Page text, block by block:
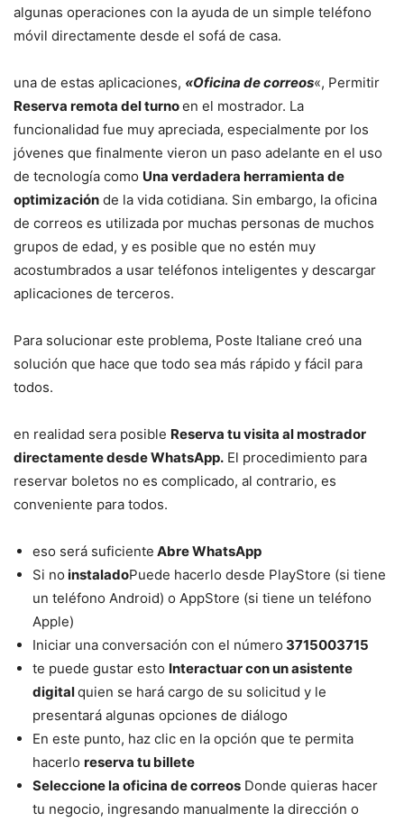
algunas operaciones con la ayuda de un simple teléfono
móvil directamente desde el sofá de casa.
una de estas aplicaciones, «Oficina de correos«, Permitir
Reserva remota del turnoen el mostrador. La
funcionalidad fue muy apreciada, especialmente por los
jóvenes que finalmente vieron un paso adelante en el uso
de tecnología como Una verdadera herramienta de
optimización de la vida cotidiana. Sin embargo, la oficina
de correos es utilizada por muchas personas de muchos
grupos de edad, y es posible que no estén muy
acostumbrados a usar teléfonos inteligentes y descargar
aplicaciones de terceros.
Para solucionar este problema, Poste Italiane creó una
solución que hace que todo sea más rápido y fácil para
todos.
en realidad sera posible Reserva tu visita al mostrador
directamente desde WhatsApp. El procedimiento para
reservar boletos no es complicado, al contrario, es
conveniente para todos.
eso será suficiente Abre WhatsApp
Si no instaladoPuede hacerlo desde PlayStore (si tiene
un teléfono Android) o AppStore (si tiene un teléfono
Apple)
Iniciar una conversación con el número 3715003715
te puede gustar esto Interactuar con un asistente
digitalquien se hará cargo de su solicitud y le
presentará algunas opciones de diálogo
En este punto, haz clic en la opción que te permita
hacerlo reserva tu billete
Seleccione la oficina de correos Donde quieras hacer
tu negocio, ingresando manualmente la dirección o